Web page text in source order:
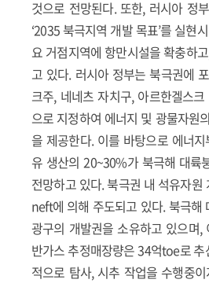
것으로 전망된다. 또한, 러시아 정
‘2035 북극지역 개발 목표’를 실현
요 거점지역에 항만시설을 확충하
고 있다. 러시아 정부는 북극권에
크주, 네네츠 자치구, 아르한겔스
으로 지정하여 에너지 및 광물자원
을 제공한다. 이를 바탕으로 에너
유 생산의 20~30%가 북극해 대륙
전망하고 있다. 북극권 내 석유자원
neft에 의해 주도되고 있다. 북극해
광구의 개발권을 소유하고 있으며,
반가스 추정매장량은 34억toe로
적으로 탐사, 시추 작업을 수행중